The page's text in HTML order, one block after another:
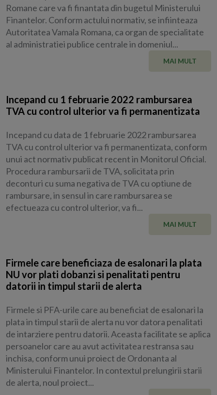
Romane care va fi finantata din bugetul Ministerului
Finantelor. Conform actului normativ, se infiinteaza
Autoritatea Vamala Romana, ca organ de specialitate
al administratiei publice centrale in domeniul...
MAI MULT
Incepand cu 1 februarie 2022 rambursarea
TVA cu control ulterior va fi permanentizata
Incepand cu data de 1 februarie 2022 rambursarea
TVA cu control ulterior va fi permanentizata, conform
unui act normativ publicat recent in Monitorul Oficial.
Procedura rambursarii de TVA, solicitata prin
deconturi cu suma negativa de TVA cu optiune de
rambursare, in sensul in care rambursarea se
efectueaza cu control ulterior, va fi...
MAI MULT
Firmele care beneficiaza de esalonari la plata
NU vor plati dobanzi si penalitati pentru
datorii in timpul starii de alerta
Firmele si PFA-urile care au beneficiat de esalonari la
plata in timpul starii de alerta nu vor datora penalitati
de intarziere pentru datorii. Aceasta facilitate se aplica
persoanelor care au avut activitatea restransa sau
inchisa, conform unui proiect de Ordonanta al
Ministerului Finantelor. In contextul prelungirii starii
de alerta, noul proiect...